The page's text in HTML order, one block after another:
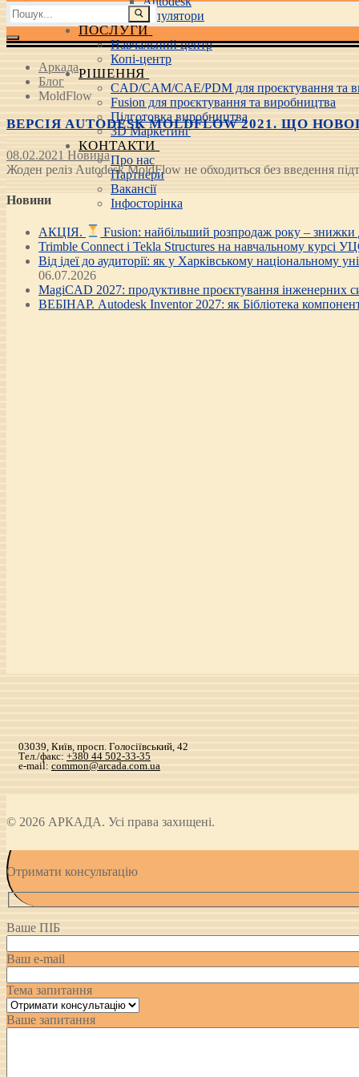
3D маніпулятори
ПОСЛУГИ
Навчальний центр
Копі-центр
РІШЕННЯ
CAD/CAM/CAE/PDM для проєктування та
Fusion для проєктування та виробництва
Підготовка виробництва
3D Маркетинг
КОНТАКТИ
Про нас
Партнери
Вакансії
Інфосторінка
Пошук:
Аркада
Блог
MoldFlow
ВЕРСІЯ AUTODESK MOLDFLOW 2021. ЩО
08.02.2021 Новина
Жоден реліз Autodesk MoldFlow не обходиться без введення
Новини
АКЦІЯ. Fusion: найбільший розпродаж року – знижки
Trimble Connect і Tekla Structures на навчальному курсі
Від ідеї до аудиторії: як у Харківському національному
06.07.2026
MagiCAD 2027: продуктивне проєктування інженерних
ВЕБІНАР. Autodesk Inventor 2027: як Бібліотека
03039, Київ, просп. Голосіївський, 42
Тел./факс: +380 44 502-33-35
e-mail: common@arcada.com.ua
© 2026 АРКАДА. Усі права захищені.
Отримати консультацію
Ваше ПІБ
Ваш e-mail
Тема запитання
Ваше запитання